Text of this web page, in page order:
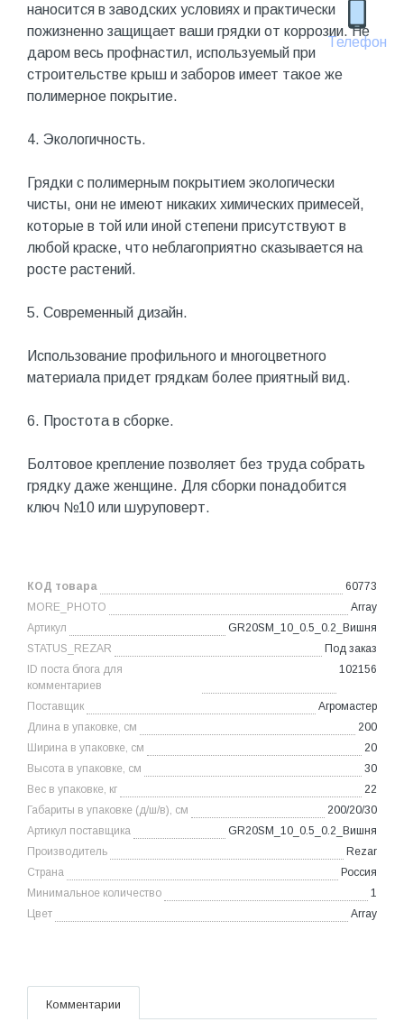
Телефон
наносится в заводских условиях и практически
пожизненно защищает ваши грядки от коррозии. Не
даром весь профнастил, используемый при
строительстве крыш и заборов имеет такое же
полимерное покрытие.
4. Экологичность.
Грядки с полимерным покрытием экологически
чисты, они не имеют никаких химических примесей,
которые в той или иной степени присутствуют в
любой краске, что неблагоприятно сказывается на
росте растений.
5. Современный дизайн.
Использование профильного и многоцветного
материала придет грядкам более приятный вид.
6. Простота в сборке.
Болтовое крепление позволяет без труда собрать
грядку даже женщине. Для сборки понадобится
ключ №10 или шуруповерт.
КОД товара
60773
MORE_PHOTO
Array
Артикул
GR20SM_10_0.5_0.2_Вишня
STATUS_REZAR
Под заказ
ID поста блога для
комментариев
102156
Поставщик
Агромастер
Длина в упаковке, см
200
Ширина в упаковке, см
20
Высота в упаковке, см
30
Вес в упаковке, кг
22
Габариты в упаковке (д/ш/в), см
200/20/30
Артикул поставщика
GR20SM_10_0.5_0.2_Вишня
Производитель
Rezar
Страна
Россия
Минимальное количество
1
Цвет
Array
Комментарии